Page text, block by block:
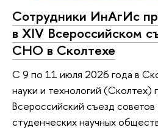
Сотрудники ИнАгИс
в XIV Всероссийском
СНО в Сколтехе
С 9 по 11 июля 2026 года в
науки и технологий (Сколтех)
Всероссийский съезд
студенческих научных